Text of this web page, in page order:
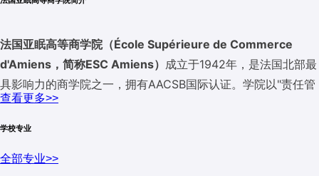
法国亚眠高等商学院（École Supérieure de Commerce
d'Amiens，简称ESC Amiens） 成立于1942年，是法国北部最
具影响力的商学院之一，拥有AACSB国际认证。学院以"责任管
理与区域经济"为办学特色，专注于商业工程、金融审计和创业
创新三大领域，其学徒制硕士项目在法国《Le Parisien》排名
开放性"的教学模式，与标致雪铁龙、迪卡侬等150家区域龙头
查看更多>>
学校专业
全部专业>>